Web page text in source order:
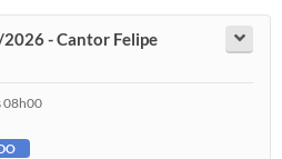
- Cantor Felipe
08h00